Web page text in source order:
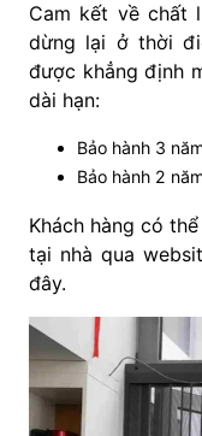
Cam kết về chất
dừng lại ở thời
được khẳng định
dài hạn:
Bảo hành 3
Bảo hành 2
Khách hàng có
tại nhà qua
đây.